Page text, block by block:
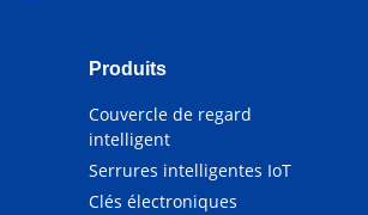
Produits
Couvercle de regard
intelligent
Serrures intelligentes IoT
Clés électroniques